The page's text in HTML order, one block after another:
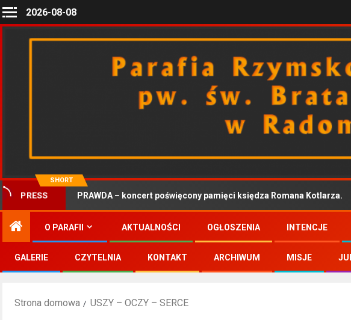
2026-08-08
SHORT
PRESS PRAWDA – koncert poświęcony pamięci księdza Romana Kotlarza.
O PARAFII AKTUALNOŚCI OGŁOSZENIA INTENCJE
GALERIE CZYTELNIA KONTAKT ARCHIWUM MISJE
Strona domowa USZY – OCZY – SERCE